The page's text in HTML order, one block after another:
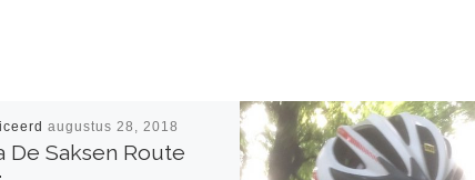
augustus 28, 2018
De Saksen Route